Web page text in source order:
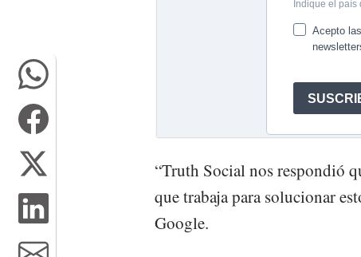
“Truth Social nos respondió
que trabaja para solucionar
Google.